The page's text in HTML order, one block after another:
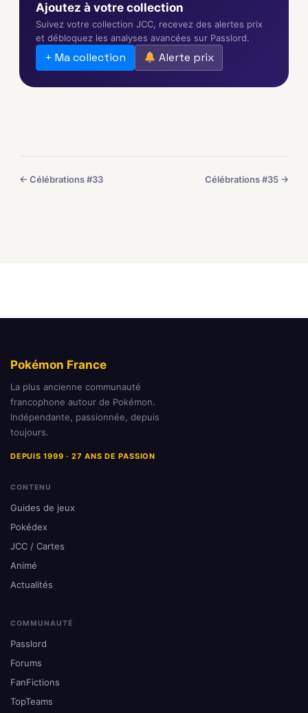
Ajoutez à votre collection
Suivez votre collection JCC, recevez des alertes prix
et débloquez les analyses avancées sur Passlord.
+ Ma collection Alerte prix
← Célébrations #33 Célébrations #35 →
Pokémon France
La plus ancienne communauté
francophone autour de Pokémon.
Indépendante, passionnée, depuis
toujours.
DEPUIS 1999 · 27 ANS DE PASSION
CONTENU
Guides de jeux
Pokédex
JCC / Cartes
Animé
Actualités
COMMUNAUTÉ
Passlord
Forums
FanFictions
TopTeams